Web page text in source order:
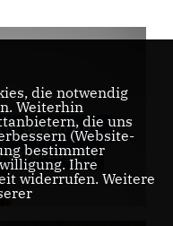
gegen AfD-
die notwendig
Weiterhin
die uns
(Website-
bestimmter
Ihre
widerrufen. Weitere